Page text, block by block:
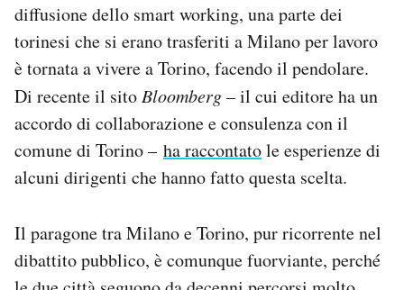
diffusione dello smart working, una parte dei
torinesi che si erano trasferiti a Milano per lavoro
è tornata a vivere a Torino, facendo il pendolare.
Di recente il sito Bloomberg– il cui editore ha un
accordo di collaborazione e consulenza con il
comune di Torino – ha raccontatole esperienze di
alcuni dirigenti che hanno fatto questa scelta.
Il paragone tra Milano e Torino, pur ricorrente nel
dibattito pubblico, è comunque fuorviante, perché